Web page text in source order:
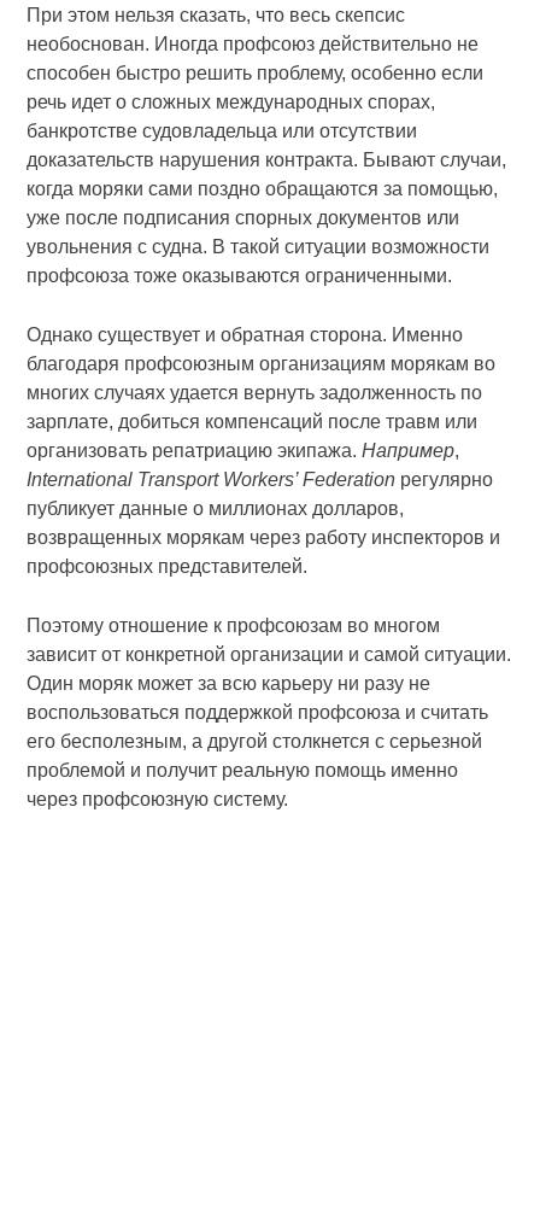
При этом нельзя сказать, что весь скепсис
необоснован. Иногда профсоюз действительно не
способен быстро решить проблему, особенно если
речь идет о сложных международных спорах,
банкротстве судовладельца или отсутствии
доказательств нарушения контракта. Бывают случаи,
когда моряки сами поздно обращаются за помощью,
уже после подписания спорных документов или
увольнения с судна. В такой ситуации возможности
профсоюза тоже оказываются ограниченными.
Однако существует и обратная сторона. Именно
благодаря профсоюзным организациям морякам во
многих случаях удается вернуть задолженность по
зарплате, добиться компенсаций после травм или
организовать репатриацию экипажа.Например,
International Transport Workers’ Federation регулярно
публикует данные о миллионах долларов,
возвращенных морякам через работу инспекторов и
профсоюзных представителей.
Поэтому отношение к профсоюзам во многом
зависит от конкретной организации и самой ситуации.
Один моряк может за всю карьеру ни разу не
воспользоваться поддержкой профсоюза и считать
его бесполезным, а другой столкнется с серьезной
проблемой и получит реальную помощь именно
через профсоюзную систему.